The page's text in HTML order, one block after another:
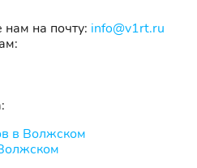
нам на почту: info@v1rt.ru
в Волжском